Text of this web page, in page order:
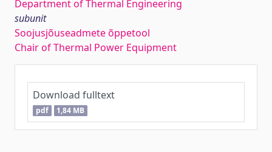
Department of Thermal Engineering
subunit
Soojusjõuseadmete õppetool
Chair of Thermal Power Equipment
Download fulltext
pdf 1,84 MB